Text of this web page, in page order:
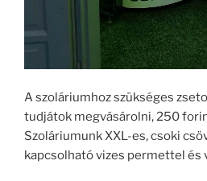
A szoláriumhoz szükséges
tudjátok megvásárolni, 250
Szoláriumunk XXL-es, csoki
kapcsolható vizes permettel